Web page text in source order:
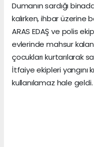
Dumanın sardığı
kalırken, ihbar üzerine
ARAS EDAŞ ve polis
evlerinde mahsur kalan
çocukları kurtarılarak
İtfaiye ekipleri yangını
kullanılamaz hale geldi.